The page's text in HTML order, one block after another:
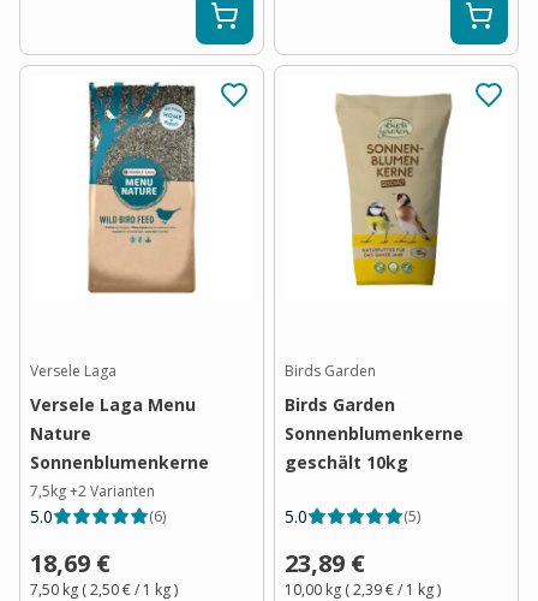
Versele Laga
Versele Laga Menu
Nature
Sonnenblumenkerne
7,5kg+2Varianten
5.0 (6)
18,69 €
7,50 kg (2,50 €/ 1 kg)
Birds Garden
Birds Garden
Sonnenblumenkerne
geschält 10kg
5.0 (5)
23,89 €
10,00 kg (2,39 €/ 1 kg)